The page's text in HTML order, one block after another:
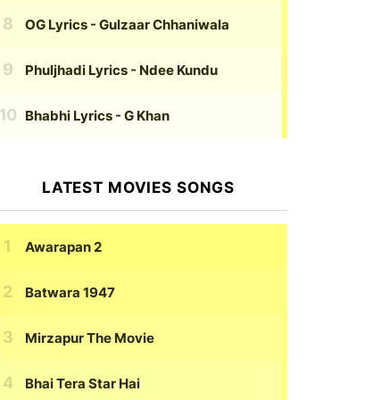
OG Lyrics - Gulzaar Chhaniwala
Phuljhadi Lyrics - Ndee Kundu
Bhabhi Lyrics - G Khan
LATEST MOVIES SONGS
Awarapan 2
Batwara 1947
Mirzapur The Movie
Bhai Tera Star Hai